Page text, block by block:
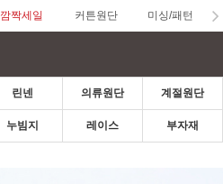
깜짝세일 커튼원단 미싱/패턴
린넨 의류원단 계절원단
누빔지 레이스 부자재